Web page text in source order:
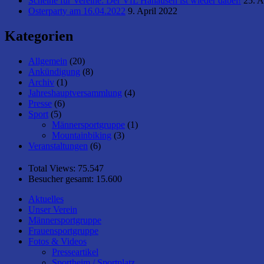
Osterparty am 16.04.2022 9. April 2022
Kategorien
Allgemein (20)
Ankündigung (8)
Archiv (1)
Jahreshauptversammlung (4)
Presse (6)
Sport (5)
Männersportgruppe (1)
Mountainbiking (3)
Veranstaltungen (6)
Total Views: 75.547
Besucher gesamt: 15.600
Aktuelles
Unser Verein
Männersportgruppe
Frauensportgruppe
Fotos & Videos
Presseartikel